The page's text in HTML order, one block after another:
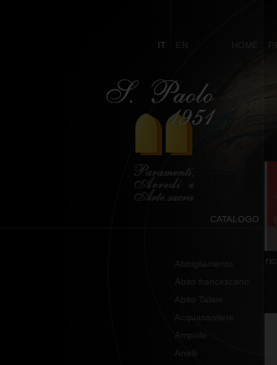
IT EN HOME
CATALOGO
Abbigliamento
Abito francescano
Abito Talare
Acquasantiere
Ampolle
Anelli